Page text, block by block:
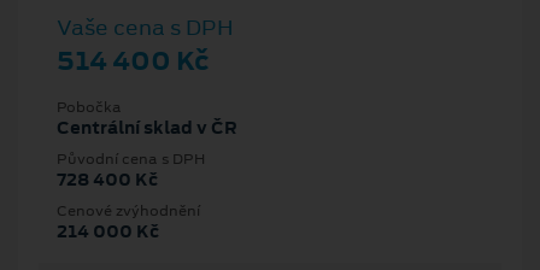
Vaše cena s DPH
514 400 Kč
Pobočka
Centrální sklad v ČR
Původní cena s DPH
728 400 Kč
Cenové zvýhodnění
214 000 Kč